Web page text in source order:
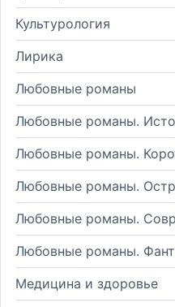
Культурология
Лирика
Любовные романы
Любовные романы.
Любовные романы.
Любовные романы.
Любовные романы.
Любовные романы.
Медицина и здоровье